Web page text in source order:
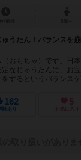
うたん！バランスを
おもちゃ）です。日本
定なじゅうたんに、お
するというバランス
162
験あり
5
お気に入り